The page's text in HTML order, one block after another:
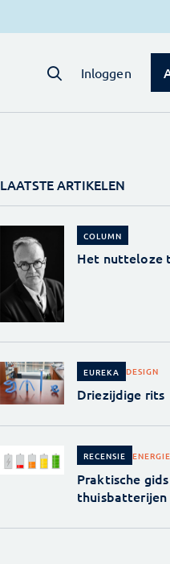
Inloggen
LAATSTE ARTIKELEN
COLUMN
Het nutteloze
EUREKA DESIGN
Driezijdige rits
RECENSIE ENERGIE
Praktische
thuisbatterijen